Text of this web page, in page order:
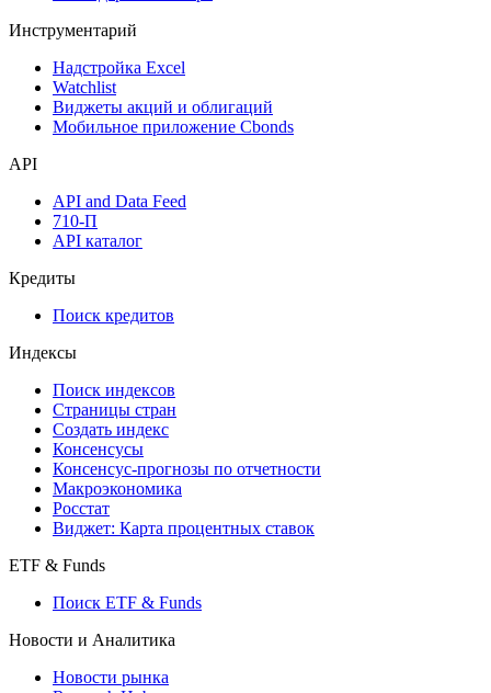
Денежный рынок
Календарь инвестора
Инструментарий
Мобильное приложение Cbonds
API
API and Data Feed
API каталог
Кредиты
Поиск кредитов
Индексы
Поиск индексов
Страницы стран
Создать индекс
Консенсусы
Макроэкономика
Виджет: Карта процентных ставок
ETF & Funds
Поиск ETF & Funds